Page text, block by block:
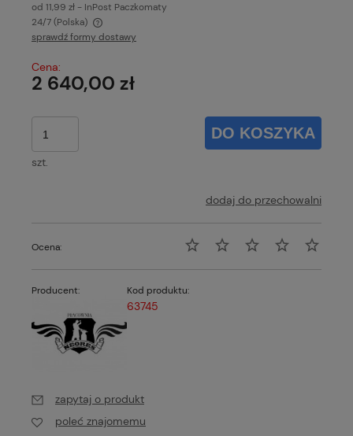
od 11,99 zł - InPost Paczkomaty
24/7(Polska)
Cena nie zawiera ewentualnych kosztów płatności
sprawdź formy dostawy
Cena:
2 640,00 zł
szt.
DO KOSZYKA
dodaj do przechowalni
Ocena:
Producent: Kod produktu:
63745
zapytaj o produkt
poleć znajomemu